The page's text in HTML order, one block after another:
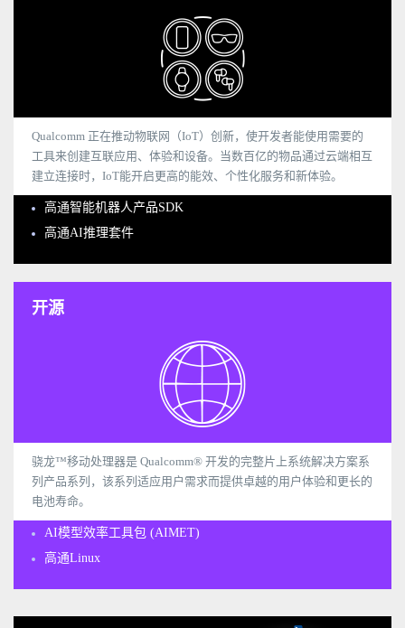
Qualcomm 正在推动物联网（IoT）创新，使开发者能使用需要的
工具来创建互联应用、体验和设备。当数百亿的物品通过云端相互
建立连接时，IoT能开启更高的能效、个性化服务和新体验。
高通智能机器人产品SDK
高通AI推理套件
开源
骁龙™移动处理器是 Qualcomm® 开发的完整片上系统解决方案系
列产品系列，该系列适应用户需求而提供卓越的用户体验和更长的
电池寿命。
AI模型效率工具包 (AIMET)
高通Linux